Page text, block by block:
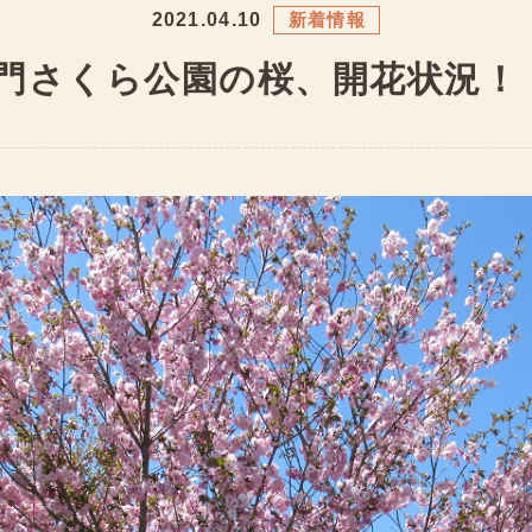
2021.04.10 新着情報
さくら公園の桜、開花状況！